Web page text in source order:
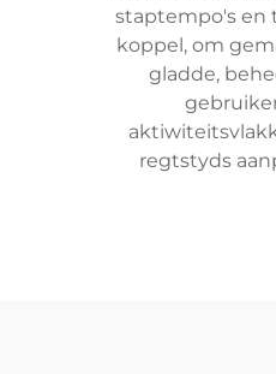
staptempo's en
koppel, om
gladde,
regtstyds